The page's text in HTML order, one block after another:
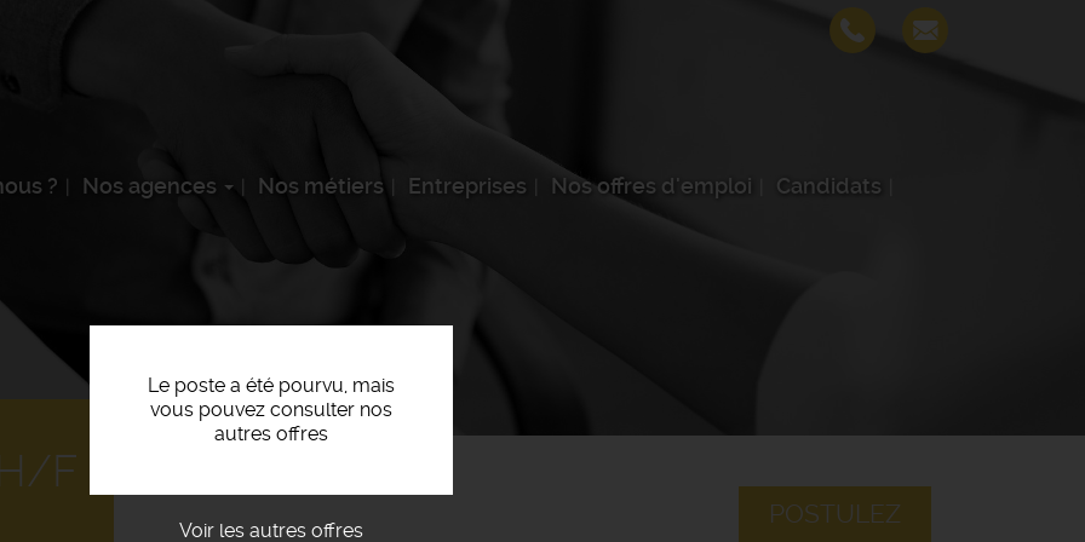
? Nos agences Nos métiers Entreprises Nos offres d'emploi Candidats
Le poste a été pourvu, mais
vous pouvez consulter nos
autres offres
Voir les autres offres
POSTULEZ
F